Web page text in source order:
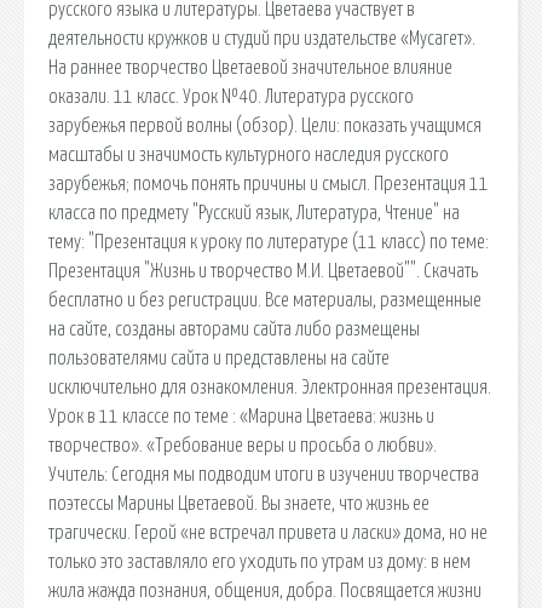
русского языка и литературы. Цветаева участвует в
деятельности кружков и студий при издательстве «Мусагет».
На раннее творчество Цветаевой значительное влияние
оказали. 11 класс. Урок №40. Литература русского
зарубежья первой волны (обзор). Цели: показать учащимся
масштабы и значимость культурного наследия русского
зарубежья; помочь понять причины и смысл. Презентация 11
класса по предмету "Русский язык, Литература, Чтение" на
тему: "Презентация к уроку по литературе (11 класс) по теме:
Презентация "Жизнь и творчество М.И. Цветаевой"". Скачать
бесплатно и без регистрации. Все материалы, размещенные
на сайте, созданы авторами сайта либо размещены
пользователями сайта и представлены на сайте
исключительно для ознакомления. Электронная презентация.
Урок в 11 классе по теме : «Марина Цветаева: жизнь и
творчество». «Требование веры и просьба о любви».
Учитель: Сегодня мы подводим итоги в изучении творчества
поэтессы Марины Цветаевой. Вы знаете, что жизнь ее
трагически. Герой «не встречал привета и ласки» дома, но не
только это заставляло его уходить по утрам из дому: в нем
жила жажда познания, общения, добра. Посвящается жизни